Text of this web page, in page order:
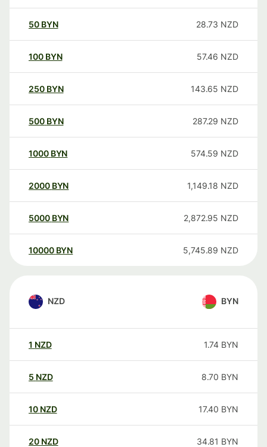
50 BYN 28.73 NZD
100 BYN 57.46 NZD
250 BYN 143.65 NZD
500 BYN 287.29 NZD
1000 BYN 574.59 NZD
2000 BYN 1,149.18 NZD
5000 BYN 2,872.95 NZD
10000 BYN 5,745.89 NZD
NZD BYN
1 NZD 1.74 BYN
5 NZD 8.70 BYN
10 NZD 17.40 BYN
20 NZD 34.81 BYN